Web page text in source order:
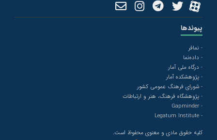
پیوندها
- نمافر
- داده‌نما
- درگاه ملی آمار
- پژوهشکده آمار
- شورای فرهنگ عمومی کشور
- پژوهشگاه فرهنگ، هنر و ارتباطات
- Gapminder
- Legatum Institute
کلیه حقوق مادی و معنوی محفوظ است.